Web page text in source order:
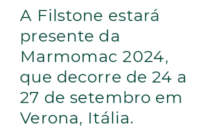
A Filstone estará
presente da
Marmomac 2024,
que decorre de 24 a
27 de setembro em
Verona, Itália.